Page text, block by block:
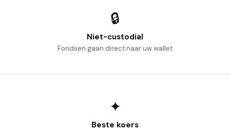
🔒
Niet-custodial
Fondsen gaan direct naar uw wallet
✦
Beste koers